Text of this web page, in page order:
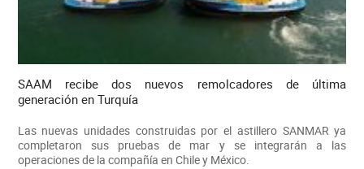
SAAM recibe dos nuevos remolcadores de última
generación en Turquía
Las nuevas unidades construidas por el astillero SANMAR ya
completaron sus pruebas de mar y se integrarán a las
operaciones de la compañía en Chile y México.